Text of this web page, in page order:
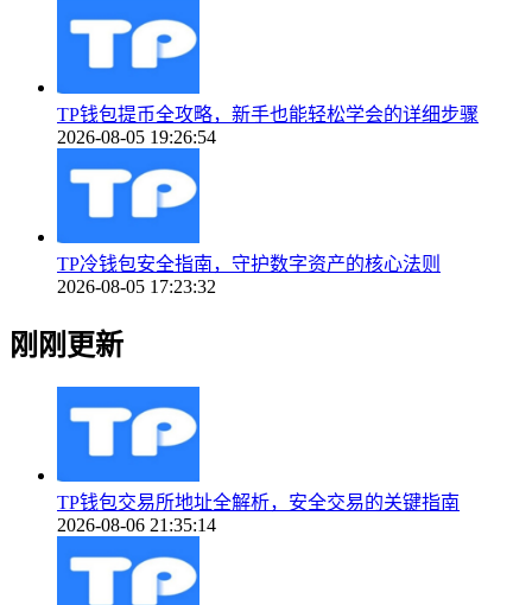
TP钱包提币全攻略，新手也能轻松学会的详细步骤
2026-08-05 19:26:54
TP冷钱包安全指南，守护数字资产的核心法则
2026-08-05 17:23:32
刚刚更新
TP钱包交易所地址全解析，安全交易的关键指南
2026-08-06 21:35:14